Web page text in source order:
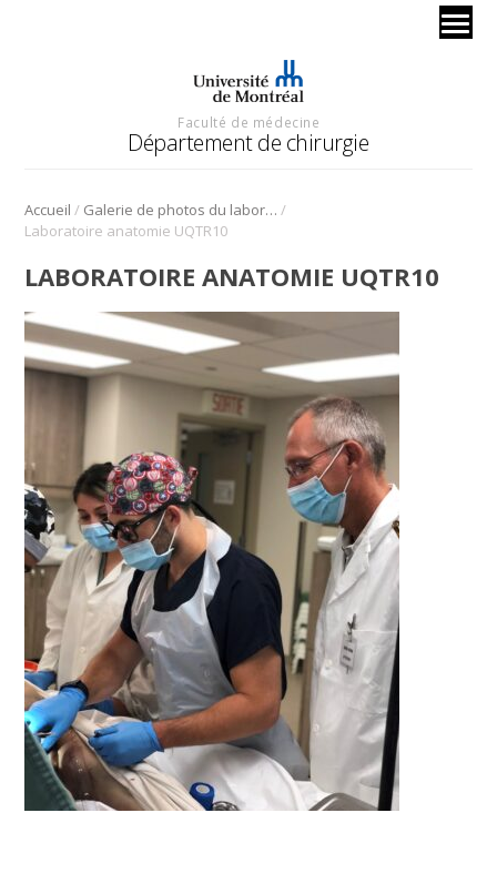
Faculté de médecine
Département de chirurgie
Accueil / Galerie de photos du laboratoire d’anatomie à l’UQTR /
Laboratoire anatomie UQTR10
LABORATOIRE ANATOMIE UQTR10